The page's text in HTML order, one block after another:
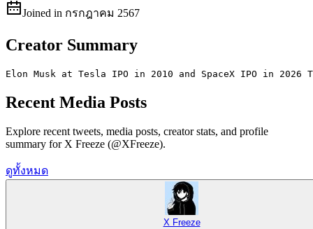
Joined in กรกฎาคม 2567
Creator Summary
Elon Musk at Tesla IPO in 2010 and SpaceX IPO in 2026
Recent Media Posts
Explore recent tweets, media posts, creator stats, and profile
summary for X Freeze (@XFreeze).
ดูทั้งหมด
X Freeze